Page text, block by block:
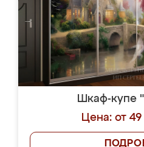
Шкаф-купе
Цена: от